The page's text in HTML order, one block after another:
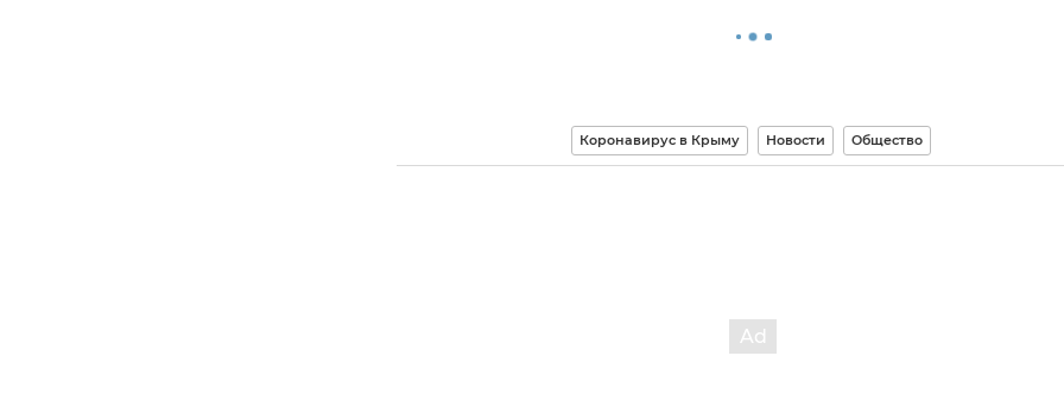
Коронавирус в Крыму Новости Общество